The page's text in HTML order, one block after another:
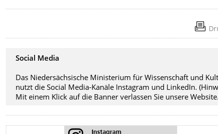
Social Media
Das Niedersächsische Ministerium für Wissenschaft und
nutzt die Social Media-Kanäle Instagram und LinkedIn.
Mit einem Klick auf die Banner verlassen Sie unsere